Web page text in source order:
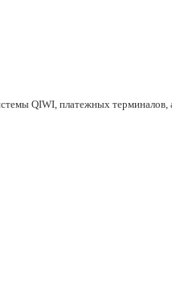
QIWI, платежных терминалов,